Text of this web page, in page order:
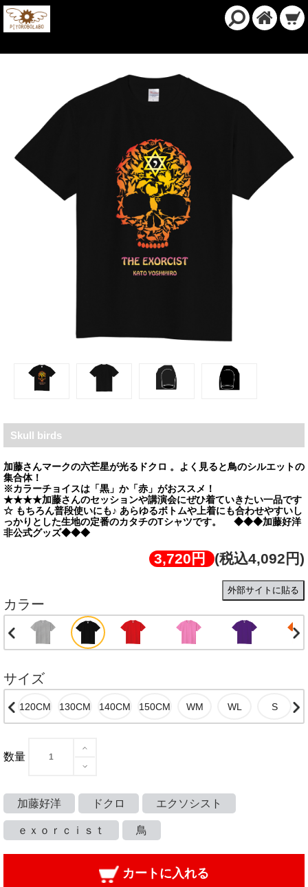
Skull birds
加藤さんマークの六芒星が光るドクロ 。よく見ると鳥のシルエットの
集合体！
※カラーチョイスは「黒」か「赤」がおススメ！
★★★★加藤さんのセッションや講演会にぜひ着ていきたい一品です
☆ もちろん普段使いにも♪ あらゆるボトムや上着にも合わせやすいし
っかりとした生地の定番のカタチのTシャツです。 ◆◆◆加藤好洋
非公式グッズ◆◆◆
3,720円 (税込4,092円)
外部サイトに貼る
カラー
サイズ
数量
加藤好洋 ドクロ エクソシスト
ｅｘｏｒｃｉｓｔ 鳥
カートに入れる